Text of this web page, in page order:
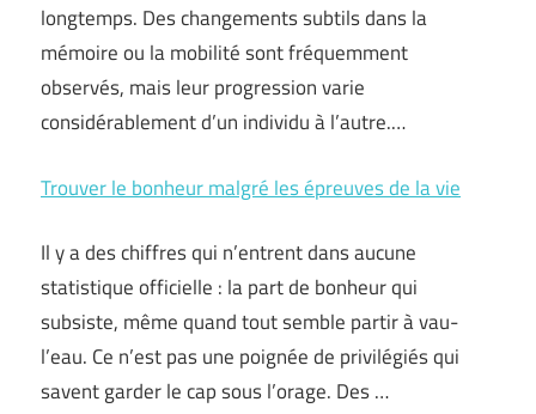
longtemps. Des changements subtils dans la
mémoire ou la mobilité sont fréquemment
observés, mais leur progression varie
considérablement d’un individu à l’autre.…
Trouver le bonheur malgré les épreuves de la vie
Il y a des chiffres qui n’entrent dans aucune
statistique officielle : la part de bonheur qui
subsiste, même quand tout semble partir à vau-
l’eau. Ce n’est pas une poignée de privilégiés qui
savent garder le cap sous l’orage. Des …